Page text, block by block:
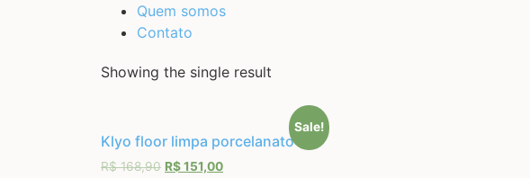
Quem somos
Contato
Showing the single result
Sale!
Klyo floor limpa porcelanato 5L
R$168,90 R$151,00